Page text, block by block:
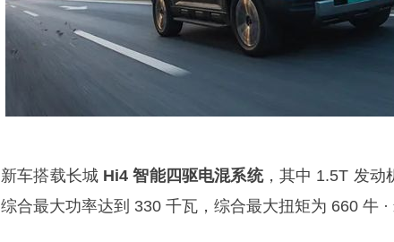
新车搭载长城 Hi4 智能四驱电混系统，其中 1.5T 发动
综合最大功率达到 330 千瓦，综合最大扭矩为 660 牛 ·